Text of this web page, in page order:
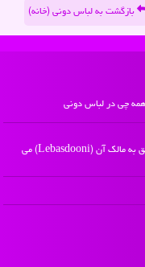
بازگشت به لباس دونی (خانه)
چی در لباس دونی
lebasdooni.ir - مالکیت معنوی سایت لباس دونی متعلق به مالک آن (Lebasdooni) می